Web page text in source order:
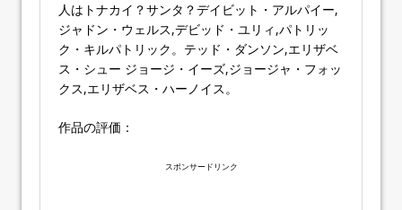
人はトナカイ？サンタ？デイビット・アルパイー,
ジャドン・ウェルス,デビッド・ユリィ,パトリッ
ク・キルパトリック。テッド・ダンソン,エリザベ
ス・シュー ジョージ・イーズ,ジョージャ・フォッ
クス,エリザベス・ハーノイス。
作品の評価：
スポンサードリンク